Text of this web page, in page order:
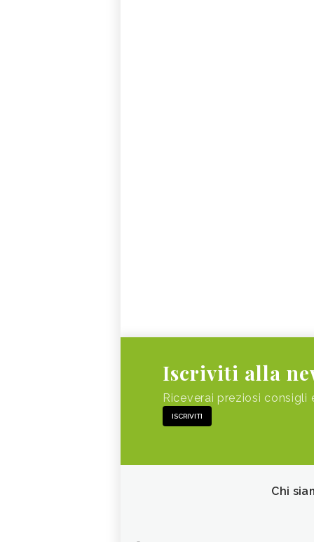
Iscriviti alla
Riceverai preziosi
ISCRIVITI
Chi